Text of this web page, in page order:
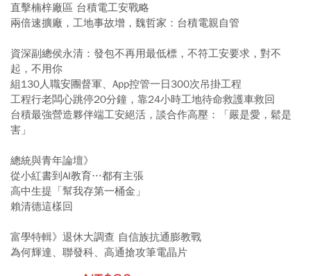
直擊楠梓廠區 台積電工安戰略
兩倍速擴廠，工地事故增，魏哲家：台積電親自管
資深副總侯永清：發包不再用最低標，不符工安要求，對不
起，不用你
組130人職安團督軍、App控管一日300次吊掛工程
工程行老闆心跳停20分鐘，靠24小時工地待命救護車救回
台積最強營造夥伴端工安絕活，談合作高壓：「嚴是愛，鬆是
害」
總統與青年論壇》
從小紅書到AI教育…都有主張
高中生提「幫我存第一桶金」
賴清德這樣回
富學特輯》退休大調查 自信族抗通膨教戰
為何輝達、聯發科、高通搶攻筆電晶片